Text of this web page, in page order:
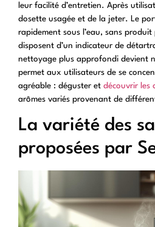
leur facilité d’entretien. Après
dosette usagée et de la jeter. Le
rapidement sous l’eau, sans
disposent d’un indicateur de
nettoyage plus approfondi devient
permet aux utilisateurs de se
agréable : déguster et découvrir les
arômes variés provenant de
La variété des
proposées par